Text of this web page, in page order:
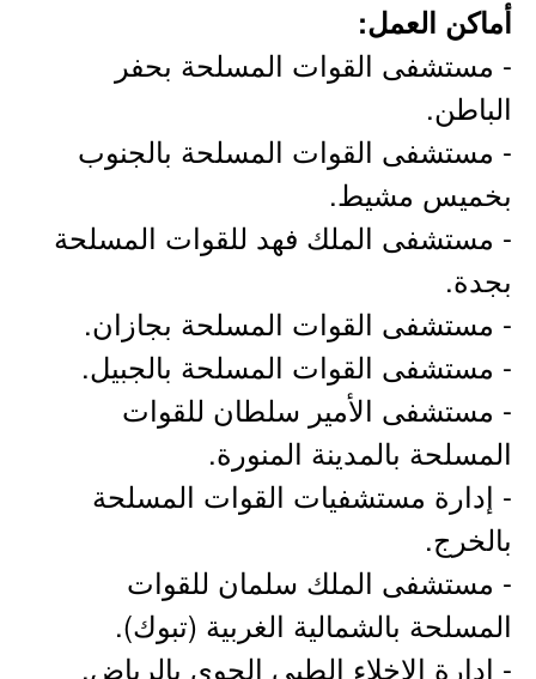
أماكن العمل:
- مستشفى القوات المسلحة بحفر
الباطن.
- مستشفى القوات المسلحة بالجنوب
بخميس مشيط.
- مستشفى الملك فهد للقوات المسلحة
بجدة.
- مستشفى القوات المسلحة بجازان.
- مستشفى القوات المسلحة بالجبيل.
- مستشفى الأمير سلطان للقوات
المسلحة بالمدينة المنورة.
- إدارة مستشفيات القوات المسلحة
بالخرج.
- مستشفى الملك سلمان للقوات
المسلحة بالشمالية الغربية (تبوك).
- إدارة الإخلاء الطبي الجوي بالرياض.